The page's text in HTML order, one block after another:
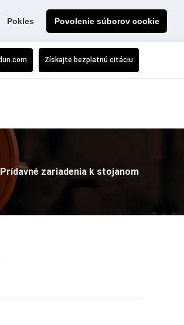
Pokles Povolenie súborov cookie
Získajte bezplatnú citáciu
Prídavné zariadenia k stojanom